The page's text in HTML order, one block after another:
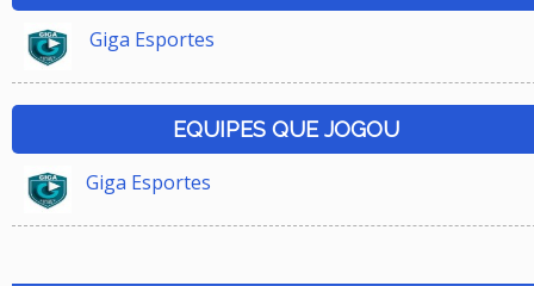
Giga Esportes
EQUIPES QUE JOGOU
Giga Esportes